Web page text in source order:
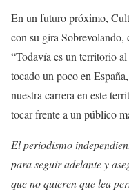
En un futuro próximo,
con su gira
“Todavía es un territorio
tocado un poco en
nuestra carrera en este
tocar frente a un público
El periodismo
para seguir adelante y
que no quieren que lea